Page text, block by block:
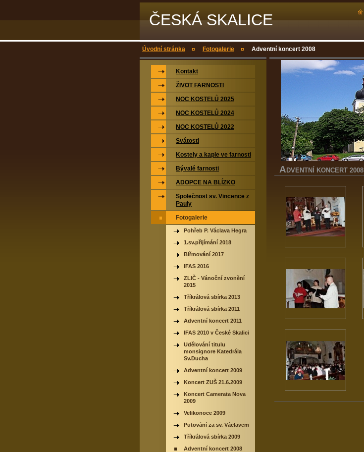
ČESKÁ SKALICE
Úvodní stránka Fotogalerie Adventní koncert 2008
A DVENTNÍ KONCERT 2008
Kontakt
ŽIVOT FARNOSTI
NOC KOSTELŮ 2025
NOC KOSTELŮ 2024
NOC KOSTELŮ 2022
Svátosti
Kostely a kaple ve farnosti
Bývalé farnosti
ADOPCE NA BLÍZKO
Společnost sv. Vincence z
Pauly
Fotogalerie
Pohřeb P. Václava Hegra
1.sv.přijímání 2018
Biřmování 2017
IFAS 2016
ZLIČ - Vánoční zvonění
2015
Tříkrálová sbírka 2013
Tříkrálová sbírka 2011
Adventní koncert 2011
IFAS 2010 v České Skalici
Udělování titulu
monsignore Katedrála
Sv.Ducha
Adventní koncert 2009
Koncert ZUŠ 21.6.2009
Koncert Camerata Nova
2009
Velikonoce 2009
Putování za sv. Václavem
Tříkrálová sbírka 2009
Adventní koncert 2008